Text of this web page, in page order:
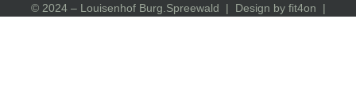
© 2024 – Louisenhof Burg.Spreewald | Design by fit4on |